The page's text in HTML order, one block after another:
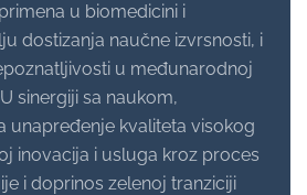
u biomedicini i
dostizanja naučne izvrsnosti, i
u međunarodnoj
sinergiji sa naukom,
unapređenje kvaliteta visokog
inovacija i usluga kroz proces
i doprinos zelenoj tranziciji